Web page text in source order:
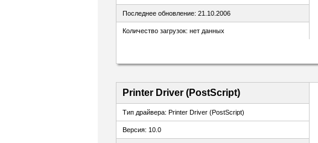
Последнее обновление: 21.10.2006
Количество загрузок: нет данных
Printer Driver (PostScript)
Тип драйвера: Printer Driver (PostScript)
Версия: 10.0